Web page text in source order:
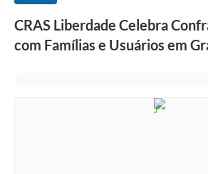
CRAS Liberdade Celebra
com Famílias e Usuários em